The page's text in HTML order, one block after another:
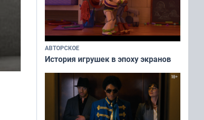
АВТОРСКОЕ
История игрушек в эпоху экранов